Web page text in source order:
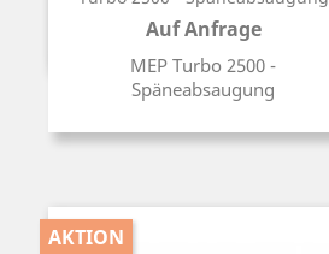
Auf Anfrage
Preis
MEP Turbo 2500 -
Späneabsaugung
AKTION